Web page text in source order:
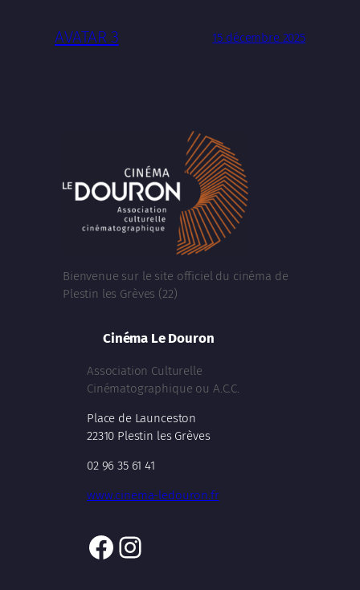
AVATAR 3 15 décembre 2025
Bienvenue sur le site officiel du cinéma de
Plestin les Grèves (22)
Cinéma Le Douron
Association Culturelle
Cinématographique ou A.C.C.
Place de Launceston
22310 Plestin les Grèves
02 96 35 61 41
www.cinema-ledouron.fr
Facebook
Instagram